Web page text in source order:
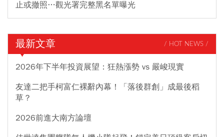
止或撤照…觀光署完整黑名單曝光
最新文章 / HOT NEWS /
2026年下半年投資展望：狂熱漲勢 vs 嚴峻現實
友達二把手柯富仁裸辭內幕！「落後群創」成最後稻
草？
2026前進大南方論壇